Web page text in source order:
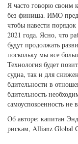
Я часто говорю своим
без финиша. ИМО
чтобы навести
2021 года. Ясно, что
будут продолжать
поскольку мы все
Технология будет
судна, так и для
бдительности в
бдительность
самоуспокоенность не
Об авторе: капитан
рискам, Allianz Global